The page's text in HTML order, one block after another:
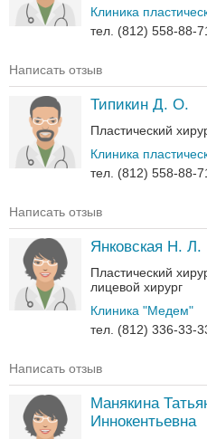
Клиника
тел. (812) 558-88-
Написать отзыв
Типикин Д. О.
Пластический
Клиника
тел. (812) 558-88-
Написать отзыв
Янковская Н. Л.
Пластический
лицевой хирург
Клиника "Медем"
тел. (812) 336-33-
Написать отзыв
Манякина
Иннокентьевна